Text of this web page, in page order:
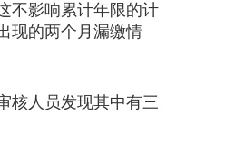
不影响累计年限的计
现的两个月漏缴情
核人员发现其中有三